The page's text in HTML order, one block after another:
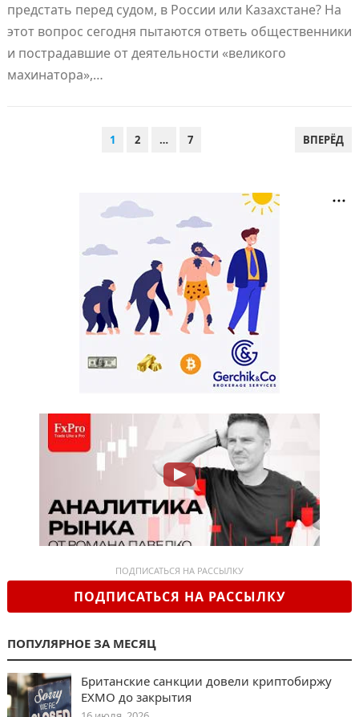
предстать перед судом, в России или Казахстане? На
этот вопрос сегодня пытаются ответь общественники
и пострадавшие от деятельности «великого
махинатора»,…
1 2 … 7 ВПЕРЁД
ПОДПИСАТЬСЯ НА РАССЫЛКУ
ПОДПИСАТЬСЯ НА РАССЫЛКУ
ПОПУЛЯРНОЕ ЗА МЕСЯЦ
Британские санкции довели криптобиржу
EXMO до закрытия